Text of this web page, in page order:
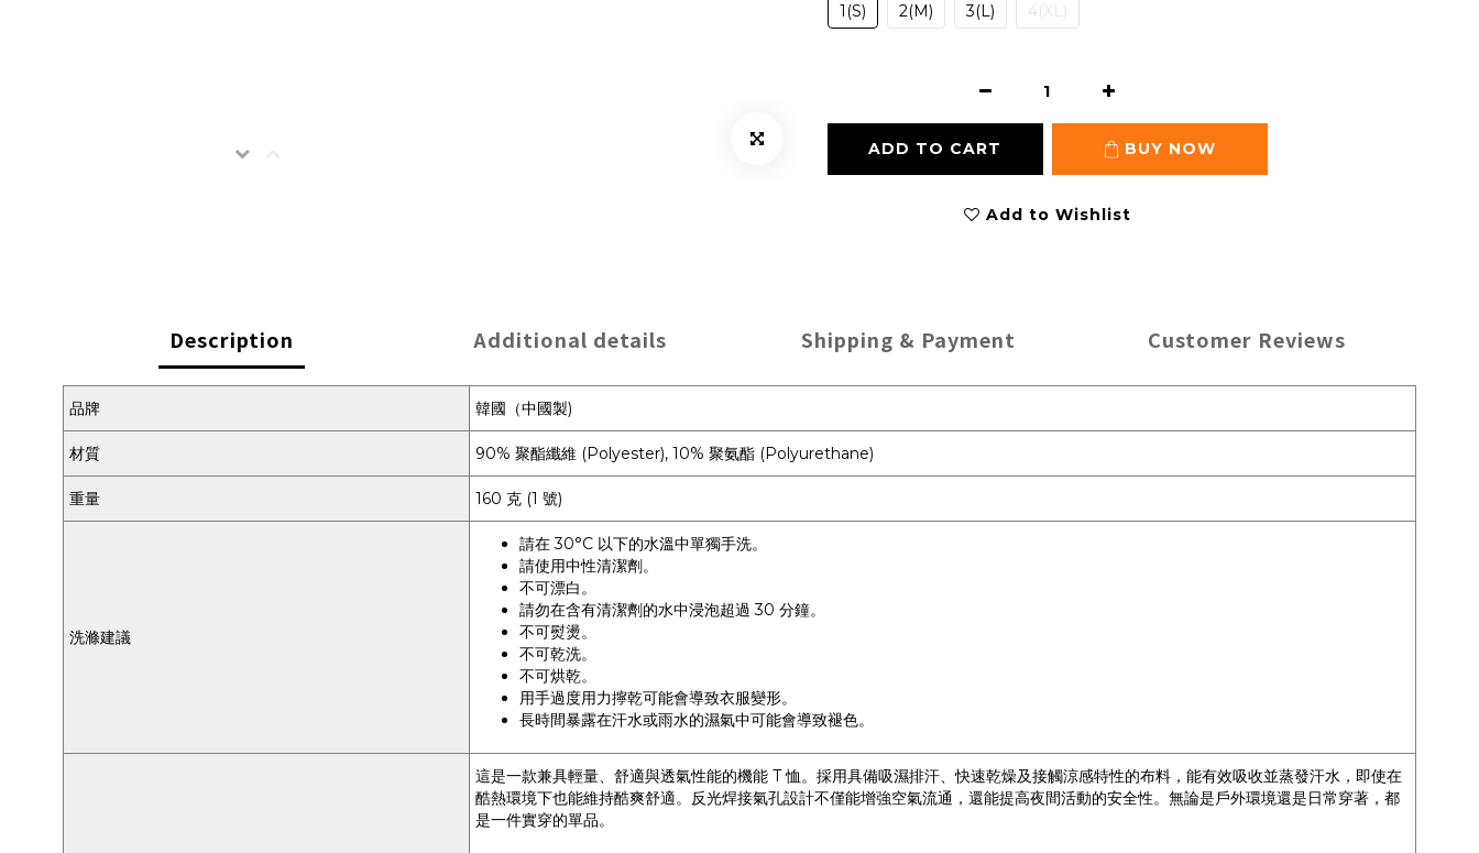
1(S) 2(M) 3(L) 4(XL)
ADD TO CART BUY NOW
Add to Wishlist
Description Additional details Shipping & Payment Customer Reviews
品牌 韓國（中國製)
材質 90% 聚酯纖維 (Polyester), 10% 聚氨酯 (Polyurethane)
重量 160 克 (1 號)
洗滌建議
請在 30°C 以下的水溫中單獨手洗。
請使用中性清潔劑。
不可漂白。
請勿在含有清潔劑的水中浸泡超過 30 分鐘。
不可熨燙。
不可乾洗。
不可烘乾。
用手過度用力擰乾可能會導致衣服變形。
長時間暴露在汗水或雨水的濕氣中可能會導致褪色。
這是一款兼具輕量、舒適與透氣性能的機能 T 恤。採用具備吸濕排汗、快速乾燥及接觸涼感特性的布料，能有效吸收並蒸發汗水，即使在
酷熱環境下也能維持酷爽舒適。反光焊接氣孔設計不僅能增強空氣流通，還能提高夜間活動的安全性。無論是戶外環境還是日常穿著，都
是一件實穿的單品。